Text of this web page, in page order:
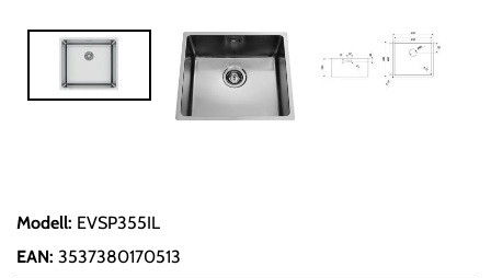
Modell: EVSP355IL
EAN: 3537380170513